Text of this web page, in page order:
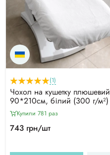
(1)
Чохол на кушетку плюшевий
90*210см, білий (300 г/м²)
Купили 781 раз
743 грн/шт